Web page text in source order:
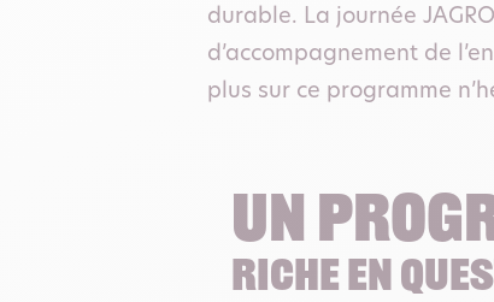
durable. La journée
d’accompagnement de
plus sur ce programme
Un
riche en